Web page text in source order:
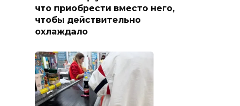
что приобрести вместо него,
чтобы действительно
охлаждало